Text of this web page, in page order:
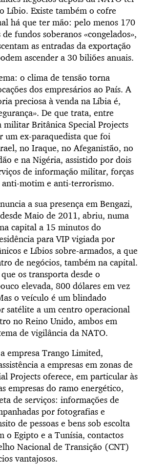
Líbio. Existe também o cofre
há que ter mão: pelo menos 170
fundos soberanos «congelados»,
as entradas da exportação
ascender a 30 biliões anuais.
o clima de tensão torna
dos empresários ao País. A
preciosa à venda na Líbia é,
De que trata, entre
militar Britânica Special Projects
um ex-paraquedista que foi
no Iraque, no Afeganistão, no
e na Nigéria, assistido por dois
de informação militar, forças
anti-motim e anti-terrorismo.
a sua presença em Bengazi,
Maio de 2011, abriu, numa
capital a 15 minutos do
para VIP vigiada por
e Líbios sobre-armados, a que
de negócios, também na capital.
os transporta desde o
elevada, 800 dólares em vez
o veículo é um blindado
satélite a um centro operacional
no Reino Unido, ambos em
de vigilância da NATO.
empresa Trango Limited,
a empresas em zonas de
Projects oferece, em particular às
empresas do ramo energético,
de serviços: informações de
por fotografias e
de pessoas e bens sob escolta
o Egipto e a Tunísia, contactos
Nacional de Transição (CNT)
vantajosos.